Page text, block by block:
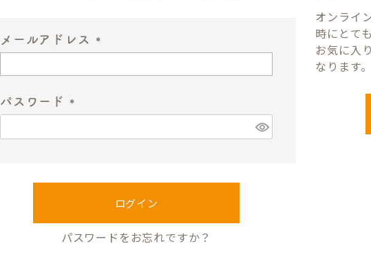
メールアドレス
)
パスワード
必
)
ログイン
パスワードをお忘れですか？
オンライ
時にとて
お気に入
なります